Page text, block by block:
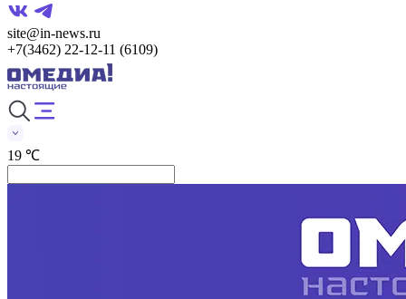
site@in-news.ru
+7(3462) 22-12-11 (6109)
19 ℃